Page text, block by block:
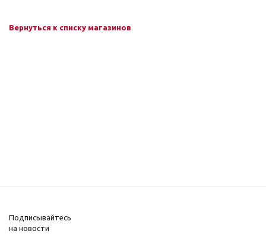
Вернуться к списку магазинов
Подписывайтесь
на новости